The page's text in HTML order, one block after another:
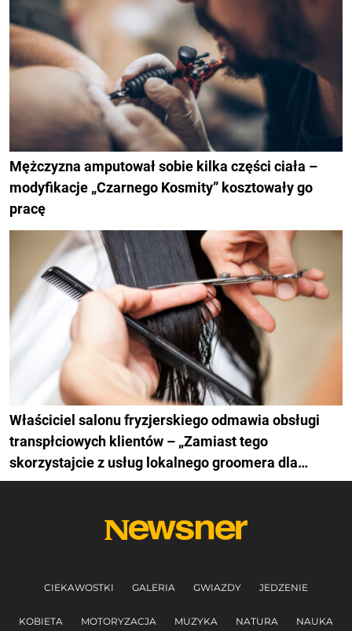
Mężczyzna amputował sobie kilka części ciała –
modyfikacje „Czarnego Kosmity” kosztowały go
pracę
Właściciel salonu fryzjerskiego odmawia obsługi
transpłciowych klientów – „Zamiast tego
skorzystajcie z usług lokalnego groomera dla
zwierząt”
CIEKAWOSTKI GALERIA GWIAZDY JEDZENIE
KOBIETA MOTORYZACJA MUZYKA NATURA NAUKA